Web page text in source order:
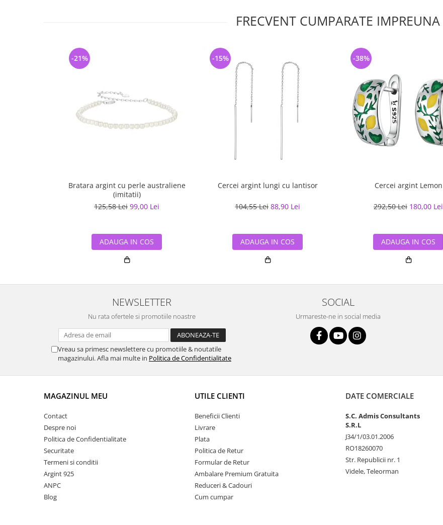
FRECVENT CUMPARATE IMPREUNA
Bratara argint cu perle australiene
(imitatii)
125,58 Lei 99,00 Lei
-21%
ADAUGA IN COS
Cercei argint lungi cu lantisor
104,55 Lei 88,90 Lei
-15%
ADAUGA IN COS
Cercei argint Lemon
292,50 Lei 180,00 Lei
-38%
ADAUGA IN COS
NEWSLETTER
Nu rata ofertele si promotiile noastre
Vreau sa primesc newslettere cu promotiile & noutatile
magazinului. Afla mai multe in Politica de Confidentialitate
SOCIAL
Urmareste-ne in social media
MAGAZINUL MEU
Contact
Despre noi
Politica de Confidentialitate
Securitate
Termeni si conditii
Argint 925
ANPC
Blog
UTILE CLIENTI
Beneficii Clienti
Livrare
Plata
Politica de Retur
Formular de Retur
Ambalare Premium Gratuita
Reduceri & Cadouri
Cum cumpar
DATE COMERCIALE
S.C. Admis Consultants
S.R.L
J34/1/03.01.2006
RO18260070
Str. Republicii nr. 1
Videle, Teleorman